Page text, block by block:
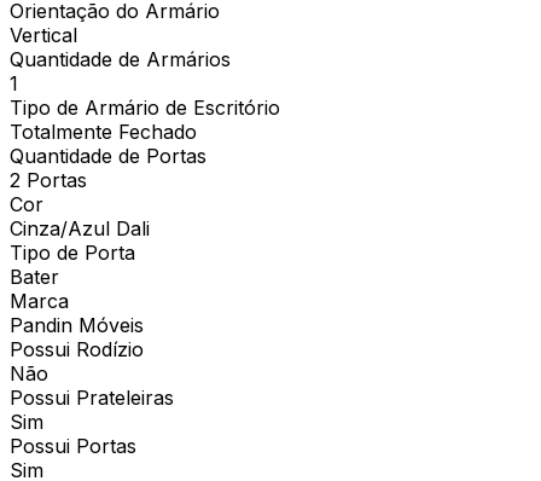
Orientação do Armário
Vertical
Quantidade de Armários
1
Tipo de Armário de Escritório
Totalmente Fechado
Quantidade de Portas
2 Portas
Cor
Cinza/Azul Dali
Tipo de Porta
Bater
Marca
Pandin Móveis
Possui Rodízio
Não
Possui Prateleiras
Sim
Possui Portas
Sim